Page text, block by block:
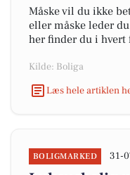
Måske vil du ikke
eller måske leder
her finder du i
Kilde: Boliga
Læs hele artiklen
BOLIGMARKED 31-